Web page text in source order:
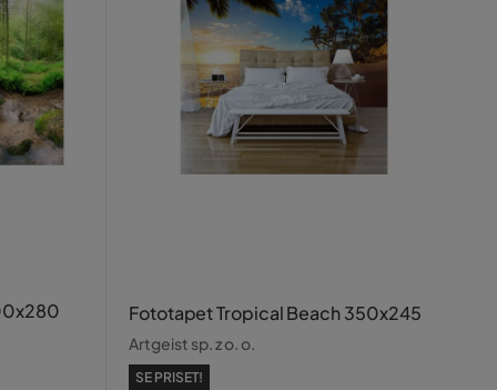
Fototapet Tropical Beach 350x245
Artgeist sp. z o. o.
SE PRISET!